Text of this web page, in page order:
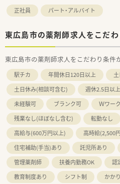
正社員 パート・アルバイト
東広島市の薬剤師求人をこだ
東広島市の薬剤師求人をこだわり条件
駅チカ 年間休日120日以上
土日休み(相談可含む)
週休2.5日以上
未経験可
ブランク可 Ｗワー
残業なし(ほぼなし含む)
転勤なし
高給与(600万円以上)
高時給(2,500
住宅補助(手当)あり
託児所あり
管理薬剤師
扶養内勤務OK
認
教育制度あり
シフト制 かか